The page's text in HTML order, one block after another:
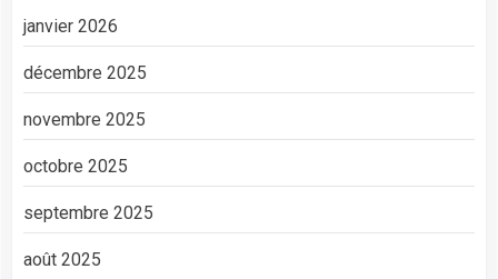
janvier 2026
décembre 2025
novembre 2025
octobre 2025
septembre 2025
août 2025